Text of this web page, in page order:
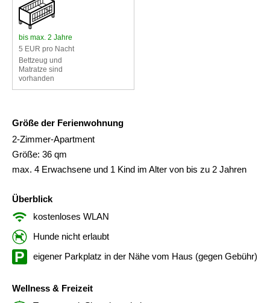
bis max. 2 Jahre
5 EUR pro Nacht
Bettzeug und
Matratze sind
vorhanden
Größe der Ferienwohnung
2-Zimmer-Apartment
Größe: 36 qm
max. 4 Erwachsene und 1 Kind im Alter von bis zu 2 Jahren
Überblick
kostenloses WLAN
Hunde nicht erlaubt
eigener Parkplatz in der Nähe vom Haus (gegen Gebühr)
Wellness & Freizeit